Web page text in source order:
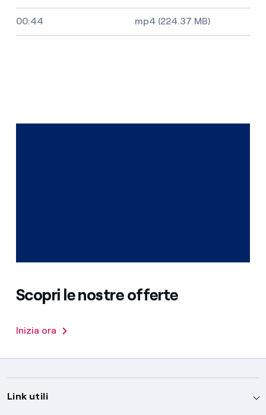
Video size, duration and file type
00:44 mp4 (224.37 MB)
Scopri le nostre offerte
Inizia ora
Link utili